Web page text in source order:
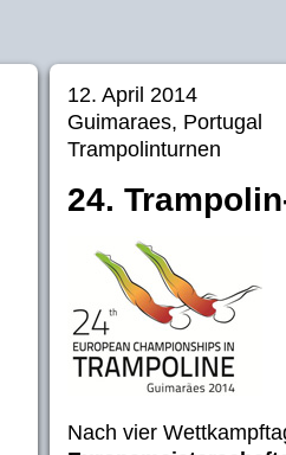
12. April 2014
Guimaraes, Portugal
Trampolinturnen
24.
Nach vier